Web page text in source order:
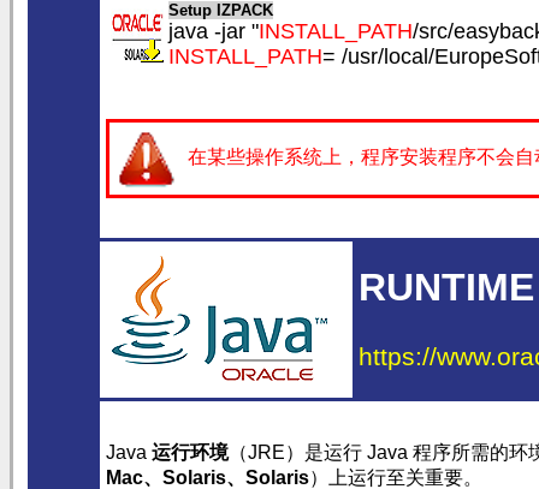
Setup IZPACK
java -jar "INSTALL_PATH/src/
INSTALL_PATH= /usr/local/
在某些操作系统上，程序安装程序不会
https://
Java 运行环境（JRE）是运行 Java 程序所需的环
Mac、 Solaris、Solaris）上运行至关重要。